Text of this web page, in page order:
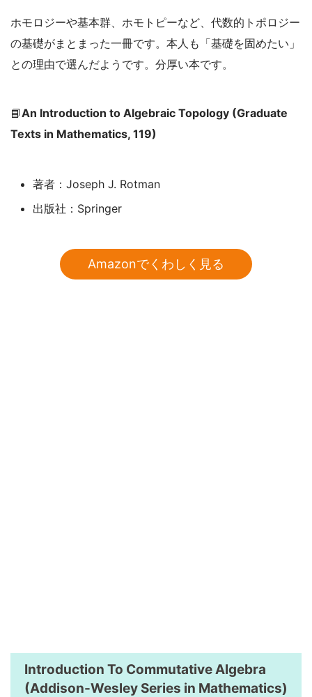
ホモロジーや基本群、ホモトピーなど、代数的トポロジー
の基礎がまとまった一冊です。本人も「基礎を固めたい」
との理由で選んだようです。分厚い本です。
📘An Introduction to Algebraic Topology (Graduate
Texts in Mathematics, 119)
著者：Joseph J. Rotman
出版社：Springer
Amazonでくわしく見る
Introduction To Commutative Algebra
(Addison-Wesley Series in Mathematics)